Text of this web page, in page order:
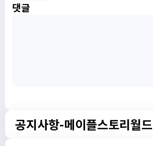
댓글
공지사항-메이플스토리월드